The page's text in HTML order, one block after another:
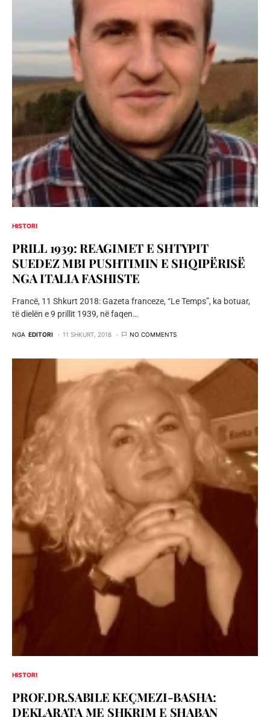
HISTORI
PRILL 1939: REAGIMET E SHTYPIT
SUEDEZ MBI PUSHTIMIN E SHQIPËRISË
NGA ITALIA FASHISTE
Francë, 11 Shkurt 2018: Gazeta franceze, “Le Temps”, ka botuar,
të dielën e 9 prillit 1939, në faqen…
NGA EDITORI 11 SHKURT, 2018 NO COMMENTS
HISTORI
PROF.DR.SABILE KEÇMEZI-BASHA:
DEKLARATA ME SHKRIM E SHABAN